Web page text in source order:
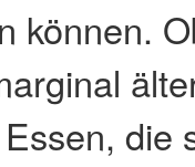
können.
die